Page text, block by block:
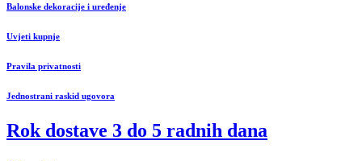
Balonske dekoracije i uređenje
Uvjeti kupnje
Pravila privatnosti
Jednostrani raskid ugovora
Rok dostave 3 do 5 radnih dana